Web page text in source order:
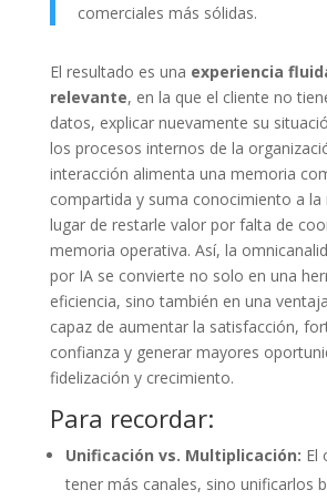
comerciales más sólidas.
El resultado es una experiencia
relevante, en la que el cliente no
datos, explicar nuevamente su
los procesos internos de la
interacción alimenta una memoria
compartida y suma conocimiento a la
lugar de restarle valor por falta de
memoria operativa. Así, la
por IA se convierte no solo en una
eficiencia, sino también en una
capaz de aumentar la satisfacción,
confianza y generar mayores
fidelización y crecimiento.
Para recordar:
Unificación vs. Multiplicación: El
tener más canales, sino unificarlos